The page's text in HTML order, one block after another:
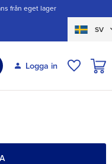
från eget lager
SV
Logga in